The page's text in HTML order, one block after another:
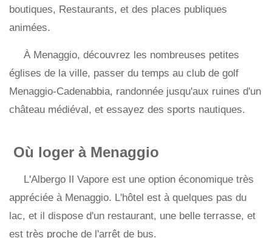
boutiques, Restaurants, et des places publiques
animées.
À Menaggio, découvrez les nombreuses petites
églises de la ville, passer du temps au club de golf
Menaggio-Cadenabbia, randonnée jusqu'aux ruines d'un
château médiéval, et essayez des sports nautiques.
Où loger à Menaggio
L'Albergo Il Vapore est une option économique très
appréciée à Menaggio. L'hôtel est à quelques pas du
lac, et il dispose d'un restaurant, une belle terrasse, et
est très proche de l'arrêt de bus.